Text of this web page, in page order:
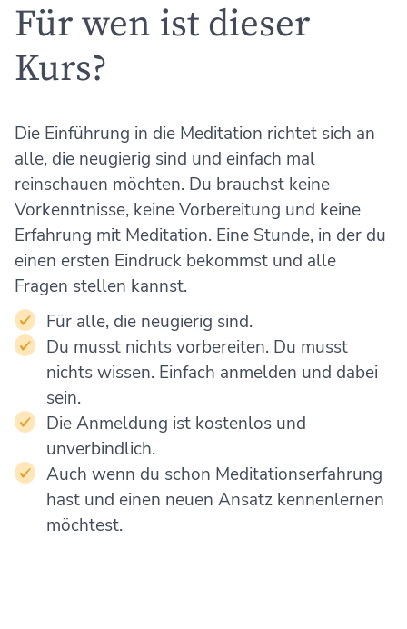
Für wen ist dieser
Kurs?
Die Einführung in die Meditation richtet sich an
alle, die neugierig sind und einfach mal
reinschauen möchten. Du brauchst keine
Vorkenntnisse, keine Vorbereitung und keine
Erfahrung mit Meditation. Eine Stunde, in der du
einen ersten Eindruck bekommst und alle
Fragen stellen kannst.
Für alle, die neugierig sind.
Du musst nichts vorbereiten. Du musst
nichts wissen. Einfach anmelden und dabei
sein.
Die Anmeldung ist kostenlos und
unverbindlich.
Auch wenn du schon Meditationserfahrung
hast und einen neuen Ansatz kennenlernen
möchtest.